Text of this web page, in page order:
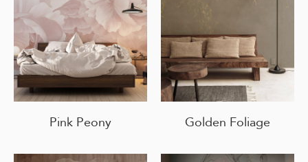
Pink Peony Golden Foliage